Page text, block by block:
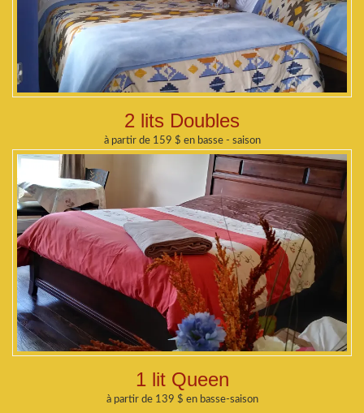
2 lits Doubles
à partir de 159 $ en basse - saison
1 lit Queen
à partir de 139 $ en basse-saison